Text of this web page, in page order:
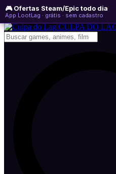
🎮 Ofertas Steam/Epic todo dia
App LootLag · grátis · sem cadastro
sábado, 08 de agosto de 2026
Newsletter
CULPA DO